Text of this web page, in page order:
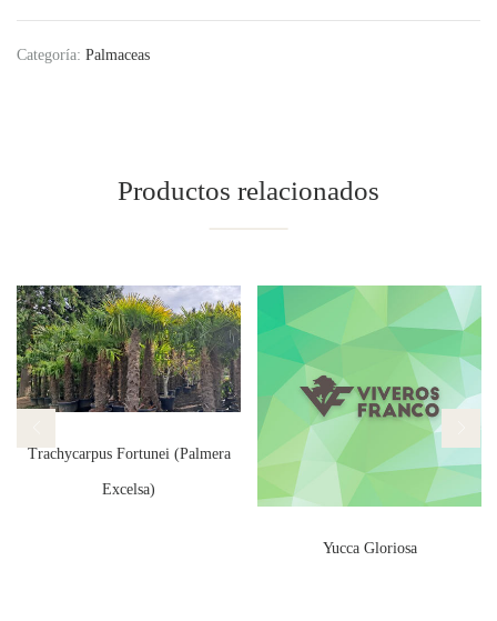
Categoría: Palmaceas
Productos relacionados
Trachycarpus Fortunei (Palmera
Excelsa)
Yucca Gloriosa